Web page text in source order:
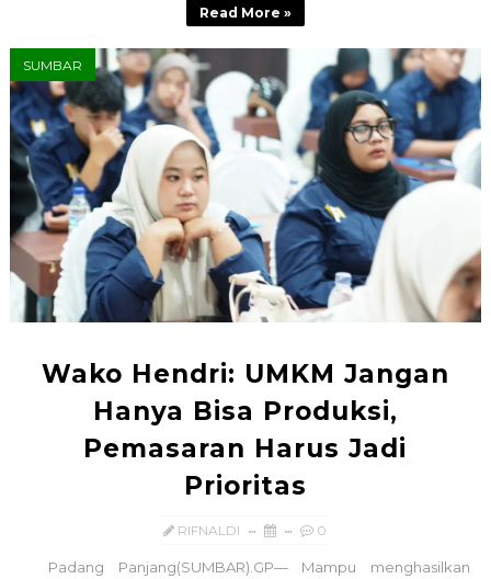
Read More »
SUMBAR
Wako Hendri: UMKM Jangan
Hanya Bisa Produksi,
Pemasaran Harus Jadi
Prioritas
RIFNALDI 0
Padang Panjang(SUMBAR).GP— Mampu menghasilkan